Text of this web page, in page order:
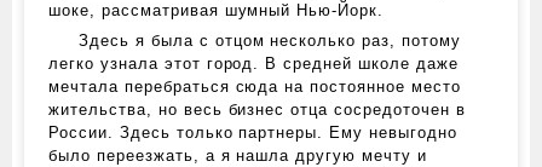
шоке, рассматривая шумный Нью-Йорк.
Здесь я была с отцом несколько раз, потому
легко узнала этот город. В средней школе даже
мечтала перебраться сюда на постоянное место
жительства, но весь бизнес отца сосредоточен в
России. Здесь только партнеры. Ему невыгодно
было переезжать, а я нашла другую мечту и